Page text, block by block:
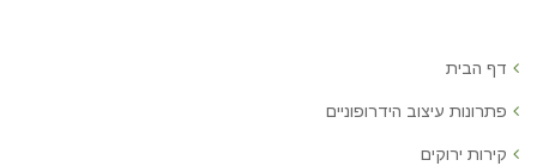
דף הבית
פתרונות עיצוב הידרופוניים
קירות ירוקים